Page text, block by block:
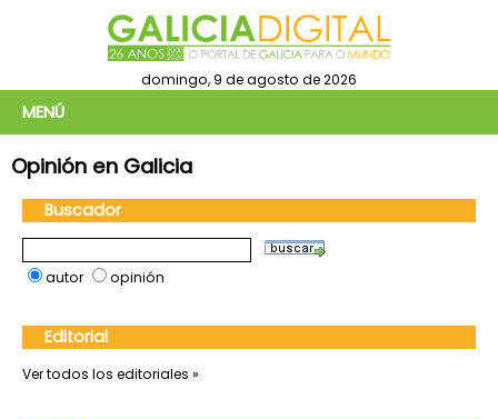
domingo, 9 de agosto de 2026
MENÚ
Opinión en Galicia
Buscador
autor opinión
Editorial
Ver todos los editoriales »